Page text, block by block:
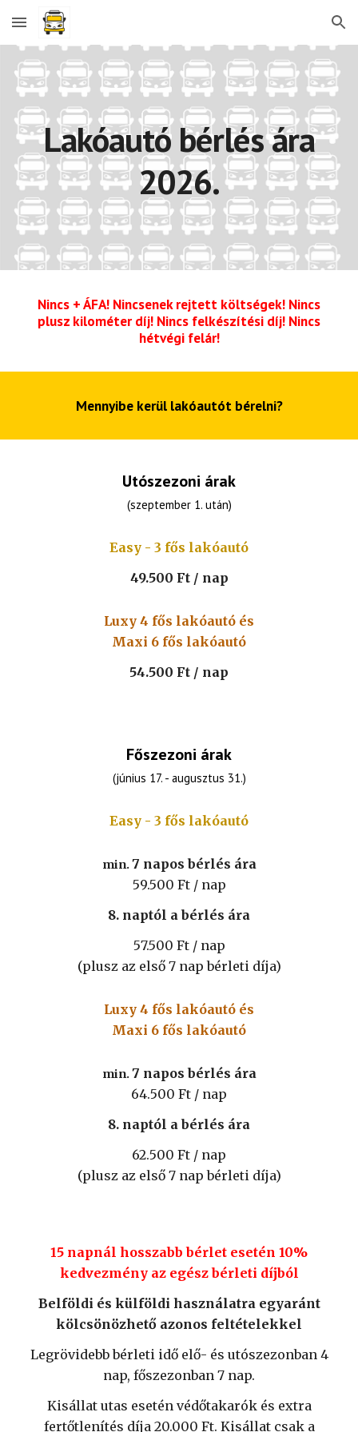
Skip to main content Skip to navigation
Lakóautó bérlés ára
2026.
Nincs + ÁFA! Nincsenek rejtett költségek! Nincs
plusz kilométer díj! Nincs felkészítési díj! Nincs
hétvégi felár!
Mennyibe kerül lakóautót bérelni?
Utószezoni árak
(szeptember 1. után)
Easy - 3 fős lakóautó
49.500 Ft / nap
Luxy 4 fős lakóautó és
Maxi 6 fős lakóautó
54.500 Ft / nap
Főszezoni árak
(június 17. - augusztus 31.)
Easy - 3 fős lakóautó
min.7 napos bérlés ára
59.500 Ft / nap
8. naptól a bérlés ára
57.500 Ft / nap
(plusz az első 7 nap bérleti díja)
Luxy 4 fős lakóautó és
Maxi 6 fős lakóautó
min.7 napos bérlés ára
64.500 Ft / nap
8. naptól a bérlés ára
62.500 Ft / nap
(plusz az első 7 nap bérleti díja)
15 napnál hosszabb bérlet esetén 10%
kedvezmény az egész bérleti díjból
Belföldi és külföldi használatra egyaránt
kölcsönözhető azonos feltételekkel
Legrövidebb bérleti idő elő- és utószezonban 4
nap, főszezonban 7 nap.
Kisállat utas esetén védőtakarók és extra
fertőtlenítés díja 20.000 Ft. Kisállat csak a